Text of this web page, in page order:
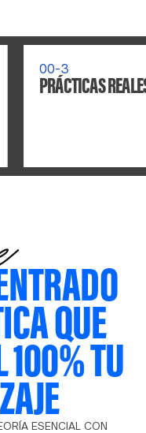
QUE
100% TU
ESENCIAL CON